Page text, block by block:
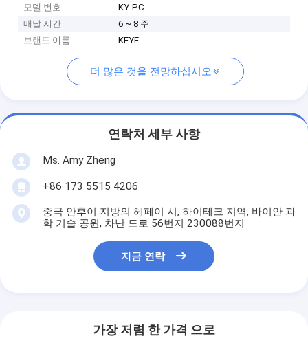
모델 번호
KY-PC
배달 시간
6 ~ 8 주
브랜드 이름
KEYE
더 많은 것을 전망하십시오
연락처 세부 사항
Ms. Amy Zheng
+86 173 5515 4206
중국 안후이 지방의 헤페이 시, 하이테크 지역, 바이안 과
학 기술 공원, 차난 도로 56번지 230088번지
지금 연락
가장 저렴 한 가격 으로